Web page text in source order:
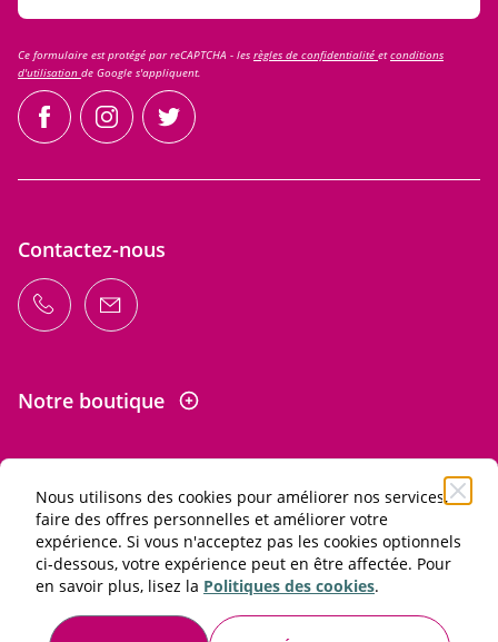
Nous utilisons des cookies pour améliorer nos services,
faire des offres personnelles et améliorer votre
expérience. Si vous n'acceptez pas les cookies optionnels
ci-dessous, votre expérience peut en être affectée. Pour
en savoir plus, lisez la Politiques des cookies.
Ce formulaire est protégé par reCAPTCHA - les règles de confidentialité etconditions
d'utilisation de Google s'appliquent.
facebookinstagramtwitter
Contactez-nous
Notre boutique
Informations
L'abus d'alcool est dangereux pour la santé. À consommer
avec modération.